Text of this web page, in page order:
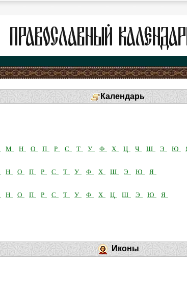
Календарь
М Н О П Р С Т У Ф Х Ц Ч Ш Э Ю
Н О П Р С Т У Ф Х Ш Э Ю Я
Н О П Р С Т У Ф Х Ц Ш Э Ю Я
Иконы